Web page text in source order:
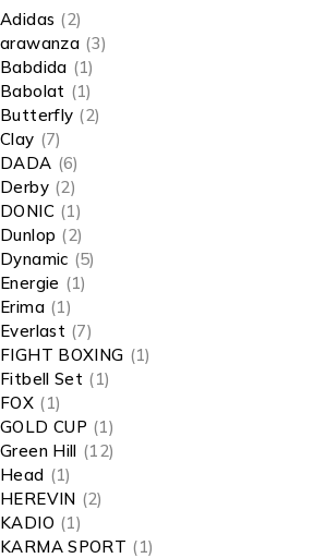
Adidas (2)
arawanza (3)
Babdida (1)
Babolat (1)
Butterfly (2)
Clay (7)
DADA (6)
Derby (2)
DONIC (1)
Dunlop (2)
Dynamic (5)
Energie (1)
Erima (1)
Everlast (7)
FIGHT BOXING (1)
Fitbell Set (1)
FOX (1)
GOLD CUP (1)
Green Hill (12)
Head (1)
HEREVIN (2)
KADIO (1)
KARMA SPORT (1)